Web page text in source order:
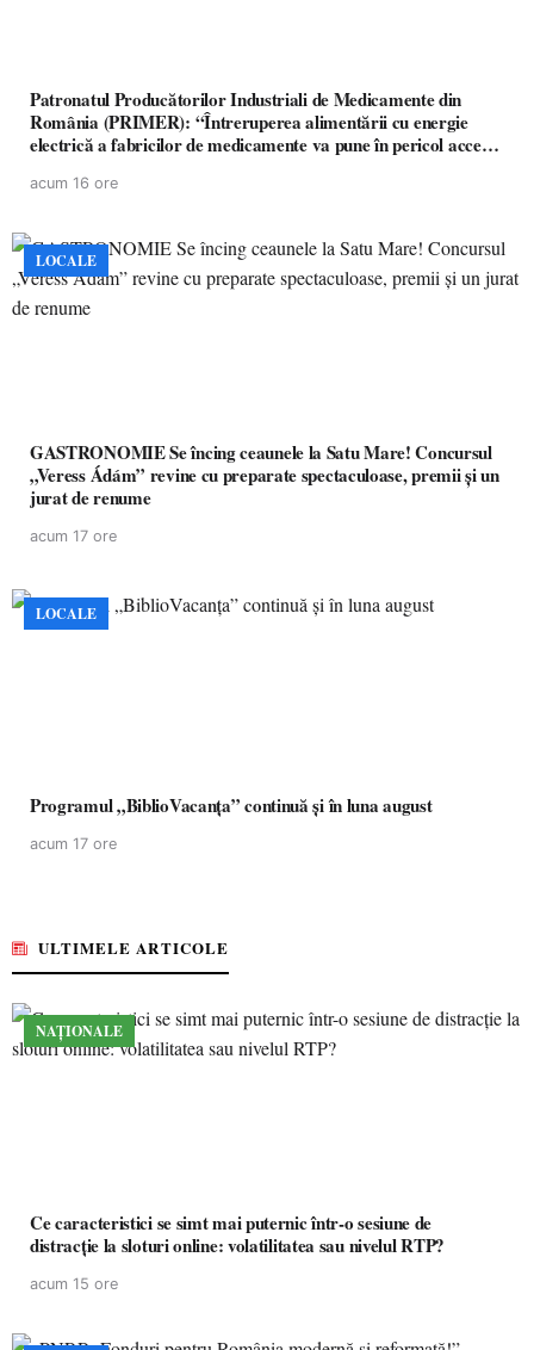
Patronatul Producătorilor Industriali de Medicamente din
România (PRIMER): “Întreruperea alimentării cu energie
electrică a fabricilor de medicamente va pune în pericol accesul
acum 16 ore
LOCALE
GASTRONOMIE Se încing ceaunele la Satu Mare! Concursul
„Veress Ádám” revine cu preparate spectaculoase, premii și un
jurat de renume
acum 17 ore
LOCALE
Programul „BiblioVacanța” continuă și în luna august
acum 17 ore
ULTIMELE ARTICOLE
NAȚIONALE
Ce caracteristici se simt mai puternic într-o sesiune de
distracție la sloturi online: volatilitatea sau nivelul RTP?
acum 15 ore